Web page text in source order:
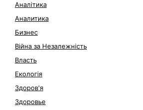
Аналітика
Аналитика
Бизнес
Війна за Незалежність
Власть
Екологія
Здоров'я
Здоровье